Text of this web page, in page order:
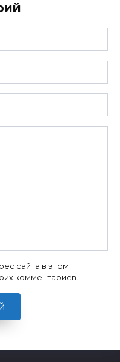
сайта в этом
комментариев.